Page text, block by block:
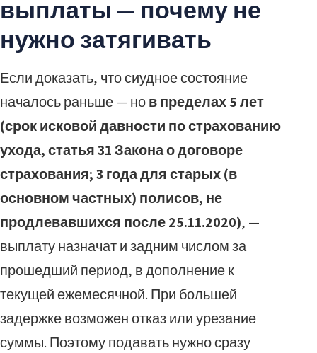
выплаты — почему не
нужно затягивать
Если доказать, что сиудное состояние
началось раньше — нов пределах 5 лет
(срок исковой давности по страхованию
ухода, статья 31 Закона о договоре
страхования; 3 года для старых (в
основном частных) полисов, не
продлевавшихся после 25.11.2020), —
выплату назначат и задним числом за
прошедший период, в дополнение к
текущей ежемесячной. При большей
задержке возможен отказ или урезание
суммы. Поэтому подавать нужно сразу